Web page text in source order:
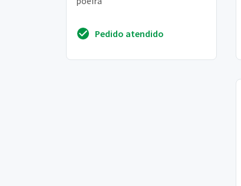
Pedido atendido